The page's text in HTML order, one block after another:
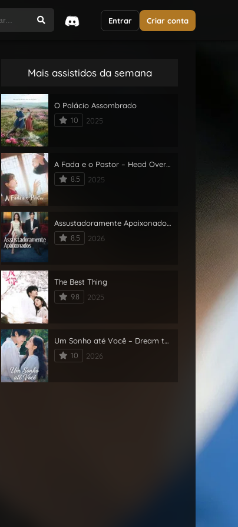
Entrar Criar conta
Mais assistidos da semana
O Palácio Assombrado
10
2025
A Fada e o Pastor – Head Over Heels
8.5
2025
Assustadoramente Apaixonados – Spooky in Love
8.5
2026
The Best Thing
9.8
2025
Um Sonho até Você – Dream to You
10
2026